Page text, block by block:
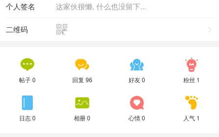
这家伙很懒, 什么也没留下...
个人签名


二维码

帖子 0

回复 96

好友 0

粉丝 1

日志 0

相册 0

心情 0

人气 1